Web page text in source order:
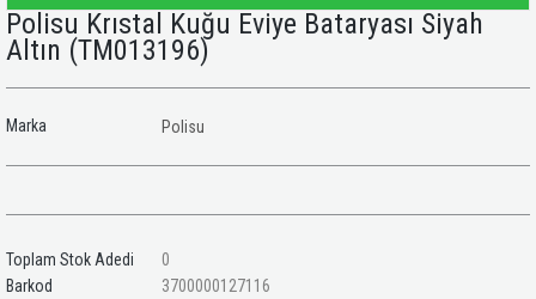
Polisu Krıstal Kuğu Eviye Bataryası Siyah
Altın (TM013196)
Marka Polisu
Toplam Stok Adedi
0
Barkod
3700000127116